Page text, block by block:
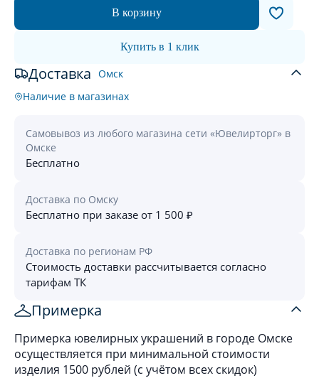
В корзину
Купить в 1 клик
Доставка Омск
Наличие в магазинах
Самовывоз из любого магазина сети «Ювелирторг» в
Омске
Бесплатно
Доставка по Омску
Бесплатно при заказе от 1 500 ₽
Доставка по регионам РФ
Стоимость доставки рассчитывается согласно
тарифам ТК
Примерка
Примерка ювелирных украшений в городе Омске
осуществляется при минимальной стоимости
изделия 1500 рублей (с учётом всех скидок)